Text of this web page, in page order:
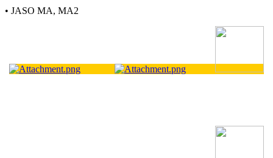
• JASO MA, MA2